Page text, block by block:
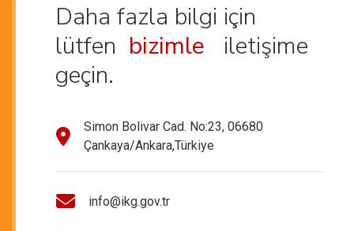
Daha fazla bilgi için
lütfen bizimle
iletişime
geçin.
Simon Bolivar Cad. No:23, 06680
Çankaya/Ankara,Türkiye
info@ikg.gov.tr